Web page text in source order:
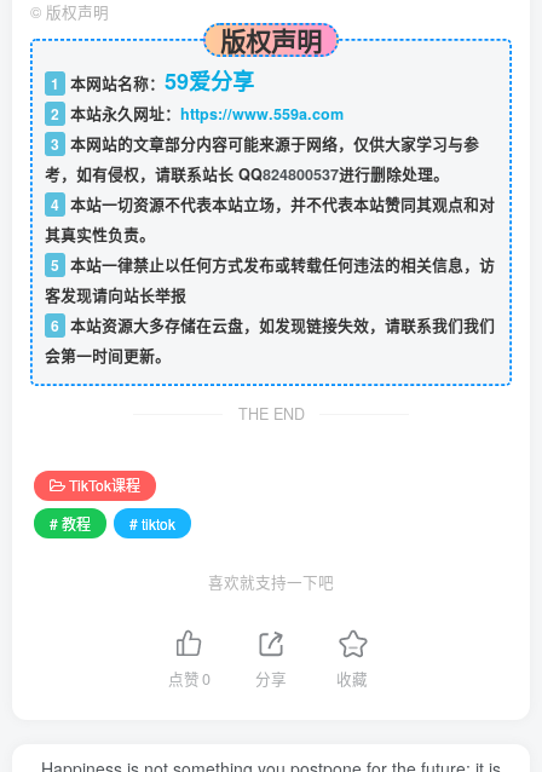
© 版权声明
版权声明
1 本网站名称： 59爱分享
2 本站永久网址： https://www.559a.com
3 本网站的文章部分内容可能来源于网络，仅供大家学习与参
考，如有侵权，请联系站长 QQ824800537进行删除处理。
4 本站一切资源不代表本站立场，并不代表本站赞同其观点和对
其真实性负责。
5 本站一律禁止以任何方式发布或转载任何违法的相关信息，访
客发现请向站长举报
6 本站资源大多存储在云盘，如发现链接失效，请联系我们我们
会第一时间更新。
THE END
TikTok课程
# 教程
# tiktok
喜欢就支持一下吧
点赞0 分享 收藏